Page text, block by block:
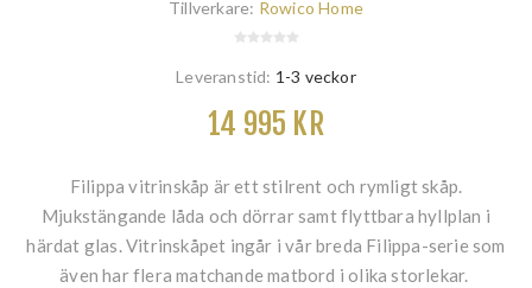
Tillverkare: Rowico Home
Leveranstid: 1-3 veckor
14 995 KR
Filippa vitrinskåp är ett stilrent och rymligt skåp.
Mjukstängande låda och dörrar samt flyttbara hyllplan i
härdat glas. Vitrinskåpet ingår i vår breda Filippa-serie som
även har flera matchande matbord i olika storlekar.